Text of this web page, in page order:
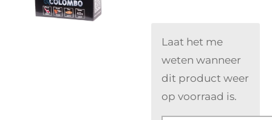
Laat het me
weten wanneer
dit product weer
op voorraad is.